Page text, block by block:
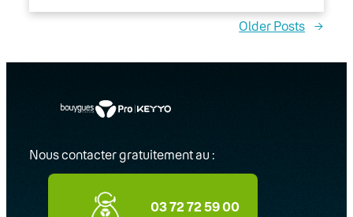
Older Posts →
Nous contacter gratuitement au :
03 72 72 59 00